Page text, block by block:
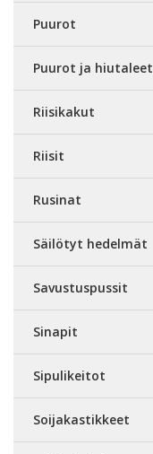
Puurot
Puurot ja hiutaleet
Riisikakut
Riisit
Rusinat
Säilötyt hedelmät
Savustuspussit
Sinapit
Sipulikeitot
Soijakastikkeet